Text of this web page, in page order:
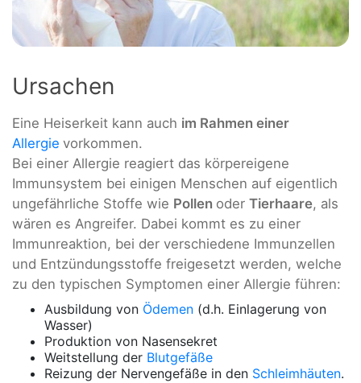
Ursachen
Eine Heiserkeit kann auch im Rahmen einer
Allergie vorkommen.
Bei einer Allergie reagiert das körpereigene
Immunsystem bei einigen Menschen auf eigentlich
ungefährliche Stoffe wie Pollen oder Tierhaare, als
wären es Angreifer. Dabei kommt es zu einer
Immunreaktion, bei der verschiedene Immunzellen
und Entzündungsstoffe freigesetzt werden, welche
zu den typischen Symptomen einer Allergie führen:
Ausbildung von Ödemen (d.h. Einlagerung von
Wasser)
Produktion von Nasensekret
Weitstellung der Blutgefäße
Reizung der Nervengefäße in den Schleimhäuten.